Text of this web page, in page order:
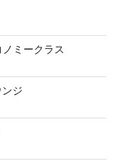
ミークラス
ジ